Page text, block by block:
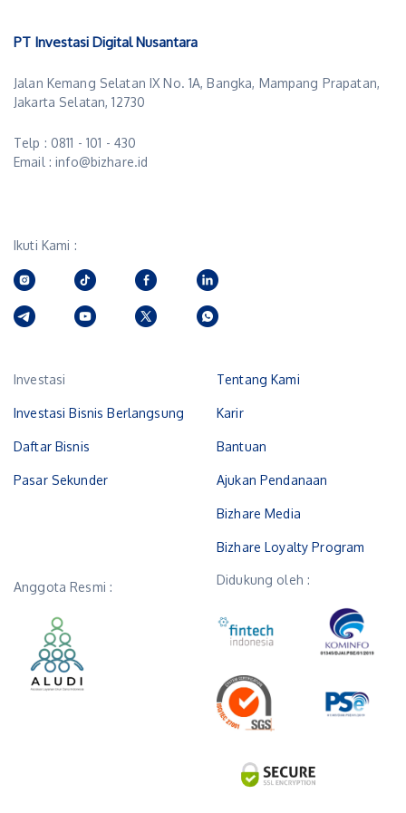
PT Investasi Digital Nusantara
Jalan Kemang Selatan IX No. 1A, Bangka, Mampang Prapatan,
Jakarta Selatan, 12730
Telp : 0811 - 101 - 430
Email : info@bizhare.id
Ikuti Kami :
Investasi
Investasi Bisnis Berlangsung
Daftar Bisnis
Pasar Sekunder
Tentang Kami
Karir
Bantuan
Ajukan Pendanaan
Bizhare Media
Bizhare Loyalty Program
Anggota Resmi : Didukung oleh :